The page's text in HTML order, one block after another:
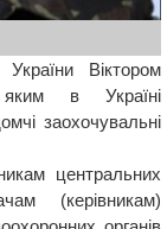
Віктором
в Україні
заохочувальні
центральних
(керівникам)